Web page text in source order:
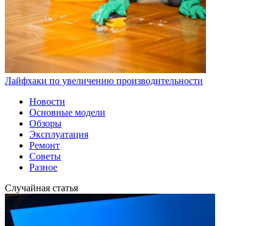
Лайфхаки по увеличению производительности
Новости
Основные модели
Обзоры
Эксплуатация
Ремонт
Советы
Разное
Случайная статья